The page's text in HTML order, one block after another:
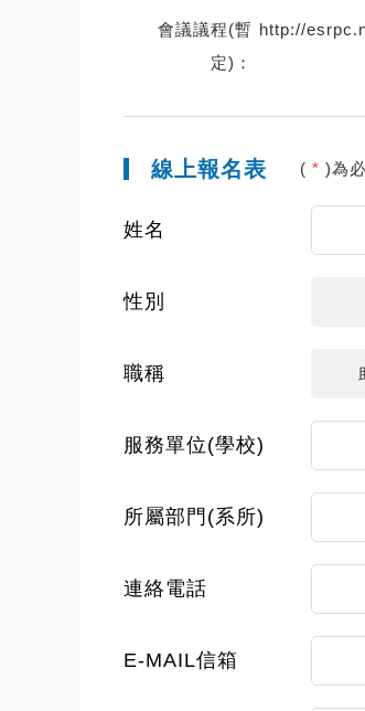
會議議程(暫
定)：
http://
線上報名表 ( * )為
姓名
性別
職稱
服務單位(學校)
所屬部門(系所)
連絡電話
E-MAIL信箱